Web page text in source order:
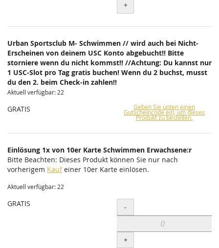
+
Urban Sportsclub M- Schwimmen // wird auch bei Nicht-
Erscheinen von deinem USC Konto abgebucht!! Bitte
storniere wenn du nicht kommst!! //Achtung: Du kannst nur
1 USC-Slot pro Tag gratis buchen! Wenn du 2 buchst, musst
du den 2. beim Check-in zahlen!!
Aktuell verfügbar: 22
GRATIS Geben Sie unten einen
Gutscheincode ein, um dieses
Produkt zu bestellen.
Einlösung 1x von 10er Karte Schwimmen Erwachsene:r
Bitte Beachten: Dieses Produkt können Sie nur nach
vorherigem Kaufeiner 10er Karte einlösen.
Aktuell verfügbar: 22
GRATIS Menge
-
+